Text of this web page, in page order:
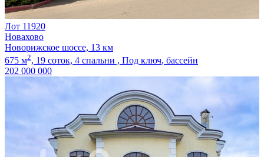
Лот 11920
Новахово
Новорижское шоссе, 13 км
675 м2, 19 соток, 4 спальни , Под ключ, бассейн
202 000 000